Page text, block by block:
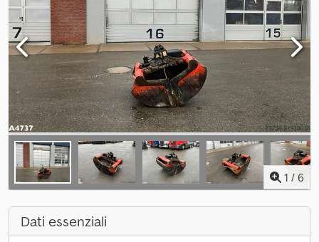
1 / 6
Dati essenziali